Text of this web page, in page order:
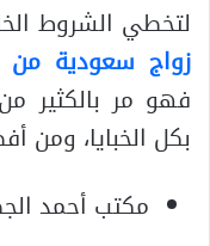
لتخطي الشروط
زواج سعودية من
فهو مر بالكثير
بكل الخبايا، ومن
مكتب أحمد